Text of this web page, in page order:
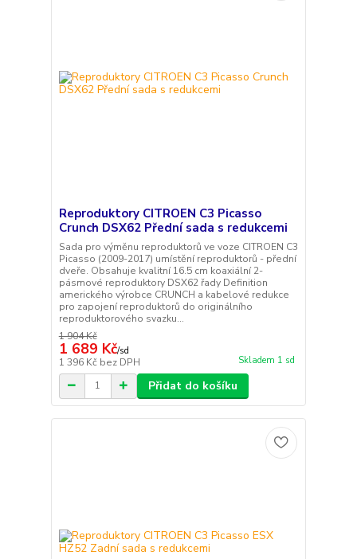
Reproduktory CITROEN C3 Picasso
Crunch DSX62 Přední sada s redukcemi
Sada pro výměnu reproduktorů ve voze CITROEN C3
Picasso (2009-2017) umístění reproduktorů - přední
dveře. Obsahuje kvalitní 16.5 cm koaxiální 2-
pásmové reproduktory DSX62 řady Definition
amerického výrobce CRUNCH a kabelové redukce
pro zapojení reproduktorů do originálního
reproduktorového svazku...
1 904 Kč
1 689 Kč/sd
1 396 Kč bez DPH Skladem 1 sd
Přidat do košíku